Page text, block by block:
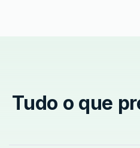
Tudo o que